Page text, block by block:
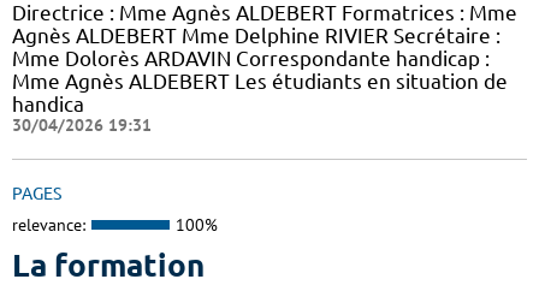
Directrice : Mme Agnès ALDEBERT Formatrices : Mme
Agnès ALDEBERT Mme Delphine RIVIER Secrétaire :
Mme Dolorès ARDAVIN Correspondante handicap :
Mme Agnès ALDEBERT Les étudiants en situation de
handica
30/04/2026 19:31
PAGES
relevance: 100%
La formation